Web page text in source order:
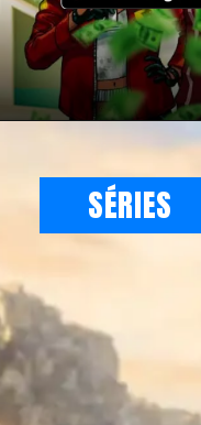
https://
SÉRIES